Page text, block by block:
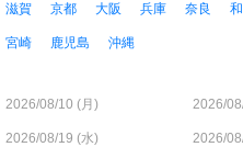
滋賀 京都 大阪 兵庫 奈良
宮崎 鹿児島 沖縄
2026/08/10 (月 ) 2026/
2026/08/19 (水) 2026/